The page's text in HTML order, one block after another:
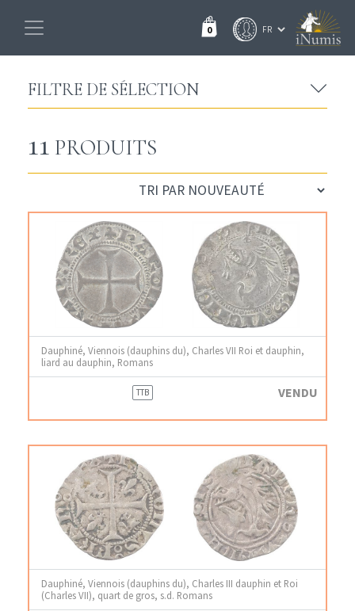
0
FILTRE DE SÉLECTION
11 PRODUITS
Dauphiné, Viennois (dauphins du), Charles VII Roi et dauphin,
liard au dauphin, Romans
TTB VENDU
Dauphiné, Viennois (dauphins du), Charles III dauphin et Roi
(Charles VII), quart de gros, s.d. Romans